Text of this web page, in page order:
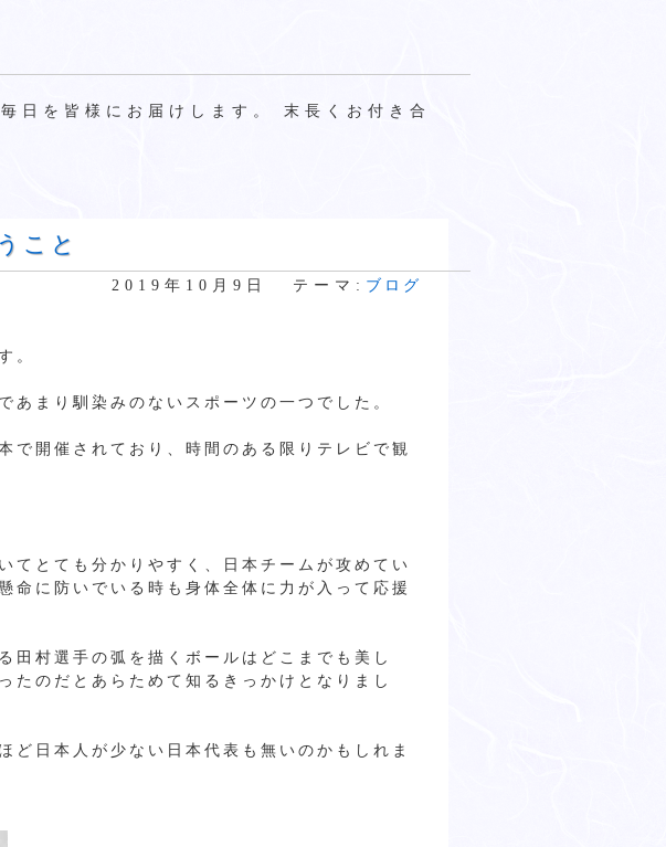
日を皆様にお届けします。 末長くお付き合
こと
2019年10月9日 テーマ: ブログ
。
あまり馴染みのないスポーツの一つでした。
で開催されており、時間のある限りテレビで観
てとても分かりやすく、日本チームが攻めてい
命に防いでいる時も身体全体に力が入って応援
田村選手の弧を描くボールはどこまでも美し
たのだとあらためて知るきっかけとなりまし
ど日本人が少ない日本代表も無いのかもしれま